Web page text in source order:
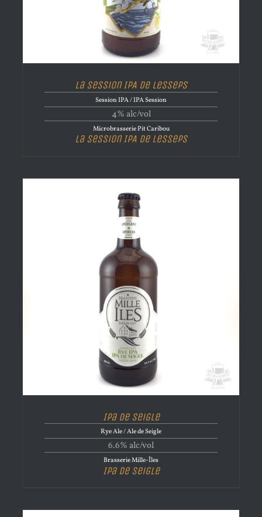
La Session IPA de Lesseps
Session IPA / IPA Session
4% alc/vol
Microbrasserie Pit Caribou
La Session IPA de Lesseps
Ipa de Seigle
Rye Ale / Ale de Seigle
6.6% alc/vol
Brasserie Mille-Îles
Ipa de Seigle